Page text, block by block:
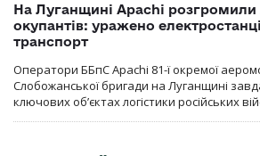
На Луганщині Apachi розгромили
окупантів: уражено
транспорт
Оператори ББпС Apachi 81-ї окремої
Слобожанської бригади на Луганщині
ключових об’єктах логістики російських